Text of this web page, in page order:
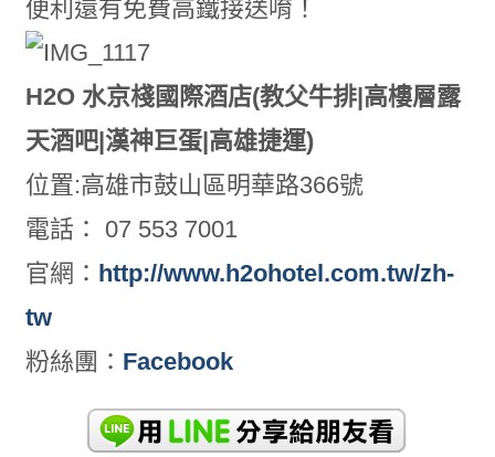
便利還有免費高鐵接送唷！
H2O 水京棧國際酒店(教父牛排|高樓層露
天酒吧|漢神巨蛋|高雄捷運)
位置:高雄市鼓山區明華路366號
電話： 07 553 7001
官網： http://www.h2ohotel.com.tw/zh-
tw
粉絲團： Facebook